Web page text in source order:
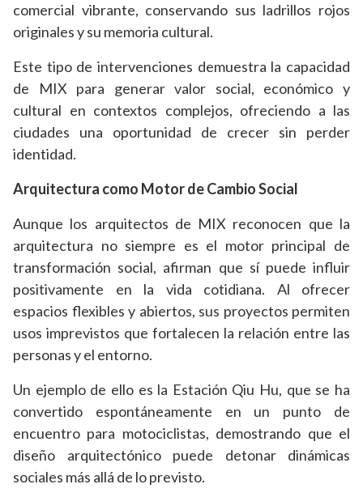
comercial vibrante, conservando sus ladrillos rojos
originales y su memoria cultural.
Este tipo de intervenciones demuestra la capacidad
de MIX para generar valor social, económico y
cultural en contextos complejos, ofreciendo a las
ciudades una oportunidad de crecer sin perder
identidad.
Arquitectura como Motor de Cambio Social
Aunque los arquitectos de MIX reconocen que la
arquitectura no siempre es el motor principal de
transformación social, afirman que sí puede influir
positivamente en la vida cotidiana. Al ofrecer
espacios flexibles y abiertos, sus proyectos permiten
usos imprevistos que fortalecen la relación entre las
personas y el entorno.
Un ejemplo de ello es la Estación Qiu Hu, que se ha
convertido espontáneamente en un punto de
encuentro para motociclistas, demostrando que el
diseño arquitectónico puede detonar dinámicas
sociales más allá de lo previsto.